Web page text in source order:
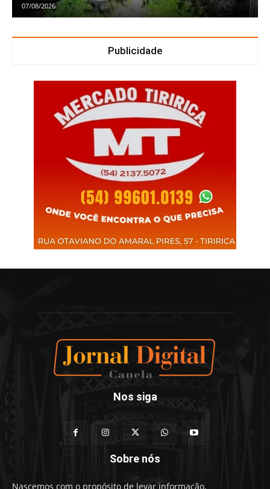
07/08/2026
Publicidade
Nos siga
Sobre nós
Nascemos com o propósito de levar informação,